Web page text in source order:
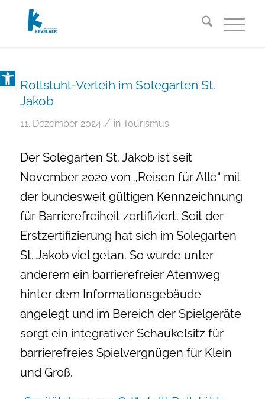
Open toolbar
Rollstuhl-Verleih im Solegarten St.
Jakob
11. Dezember 2024 / in Tourismus
Der Solegarten St. Jakob ist seit
November 2020 von „Reisen für Alle“ mit
der bundesweit gültigen Kennzeichnung
für Barrierefreiheit zertifiziert. Seit der
Erstzertifizierung hat sich im Solegarten
St. Jakob viel getan. So wurde unter
anderem ein barrierefreier Atemweg
hinter dem Informationsgebäude
angelegt und im Bereich der Spielgeräte
sorgt ein integrativer Schaukelsitz für
barrierefreies Spielvergnügen für Klein
und Groß.